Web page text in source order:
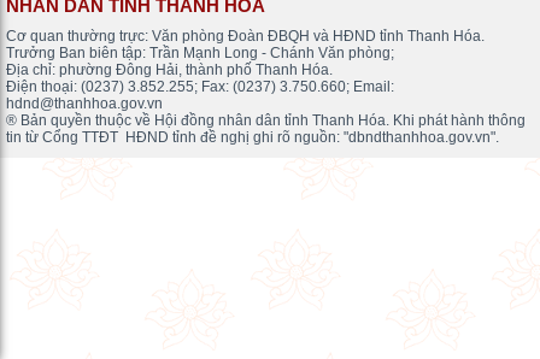
NHÂN DÂN TỈNH THANH HÓA
Cơ quan thường trực: Văn phòng Đoàn ĐBQH và HĐND tỉnh Thanh Hóa.
Trưởng Ban biên tập: Trần Mạnh Long - Chánh Văn phòng;
Địa chỉ: phường Đông Hải, thành phố Thanh Hóa.
Điện thoại: (0237) 3.852.255; Fax: (0237) 3.750.660; Email:
hdnd@thanhhoa.gov.vn
® Bản quyền thuộc về Hội đồng nhân dân tỉnh Thanh Hóa. Khi phát hành thông
tin từ Cổng TTĐT HĐND tỉnh đề nghị ghi rõ nguồn: "dbndthanhhoa.gov.vn".